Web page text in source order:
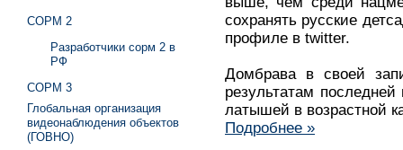
сохранять русские
профиле в twitter.
Домбрава в своей
результатам
латышей в возрастной
Подробнее »
СОРМ 2
Разработчики сорм 2 в
РФ
СОРМ 3
Глобальная организация
видеонаблюдения объектов
(ГОВНО)